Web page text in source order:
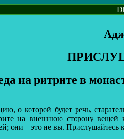
на ритрите в
о которой будет речь,
на внешнюю сторону вещей
они – это не вы. Прислушайтесь